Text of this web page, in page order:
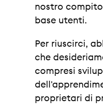
nostro
base utenti.
Per riuscirci,
che
compresi
proprietari di